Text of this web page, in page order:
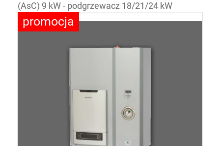
(AsC) 9 kW - podgrzewacz 18/21/24 kW
promocja